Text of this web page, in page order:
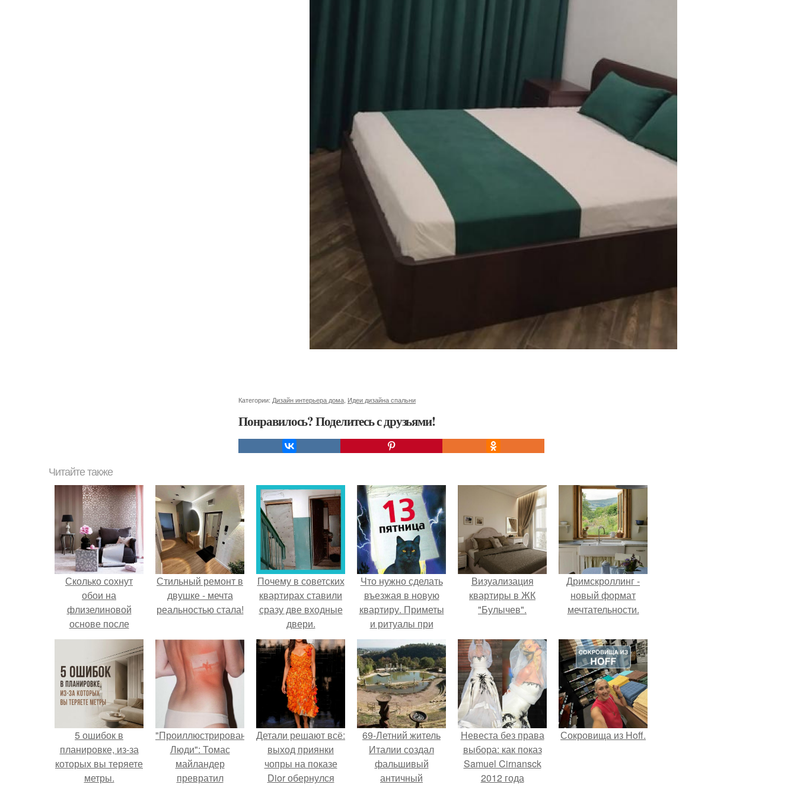
Категории: Дизайн интерьера дома Идеи дизайна спальни
Понравилось? Поделитесь с друзьями!
Читайте также
Сколько сохнут
обои на
флизелиновой
основе после
поклейки. Когда
высохнет клей?
Стильный ремонт в
двушке - мечта
реальностью стала!
Почему в советских
квартирах ставили
сразу две входные
двери.
Что нужно сделать
въезжая в новую
квартиру. Приметы
и ритуалы при
новоселье
Визуализация
квартиры в ЖК
"Булычев".
Дримскроллинг -
новый формат
мечтательности.
5 ошибок в
планировке, из-за
которых вы теряете
метры.
"Проиллюстрированные
Люди": Томас
майландер
превратил
Детали решают всё:
выход приянки
чопры на показе
Dior обернулся
69-Летний житель
Италии создал
фальшивый
античный
Невеста без права
выбора: как показ
Samuel Cirnansck
2012 года
Сокровища из Hoff.